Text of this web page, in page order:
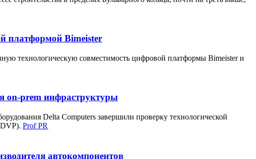
платформой Bimeister
технологическую совместимость цифровой платформы Bimeister и
on-prem инфраструктуры
Delta Computers завершили проверку технологической
Prof PR
автокомпонентов